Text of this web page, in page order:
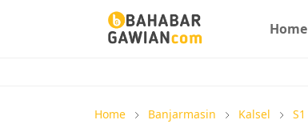
Home
Home Banjarmasin Kalsel S1